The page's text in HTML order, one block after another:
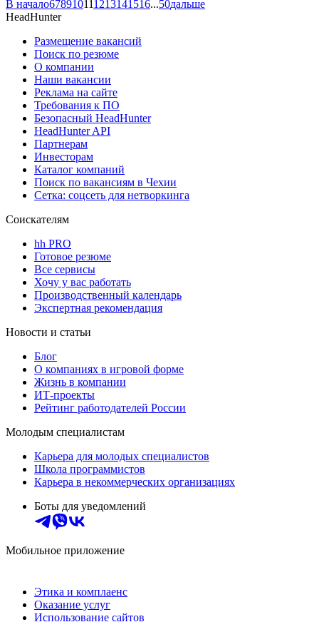
В начало678910111213141516...50дальше
HeadHunter
Размещение вакансий
Поиск по резюме
О компании
Наши вакансии
Реклама на сайте
Требования к ПО
Безопасный HeadHunter
HeadHunter API
Партнерам
Инвесторам
Каталог компаний
Поиск по вакансиям в Чехии
Сетка: соцсеть для нетворкинга
Соискателям
hh PRO
Готовое резюме
Все сервисы
Хочу у вас работать
Производственный календарь
Экспертная рекомендация
Новости и статьи
Блог
О компаниях в игровой форме
Жизнь в компании
ИТ-проекты
Рейтинг работодателей России
Молодым специалистам
Карьера для молодых специалистов
Школа программистов
Карьера в некоммерческих организациях
Боты для уведомлений
Мобильное приложение
Этика и комплаенс
Оказание услуг
Использование сайтов